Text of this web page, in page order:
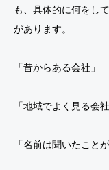
も、具体的に何をし
があります。
「昔からある会社」
「地域でよく見る会社
「名前は聞いたこと